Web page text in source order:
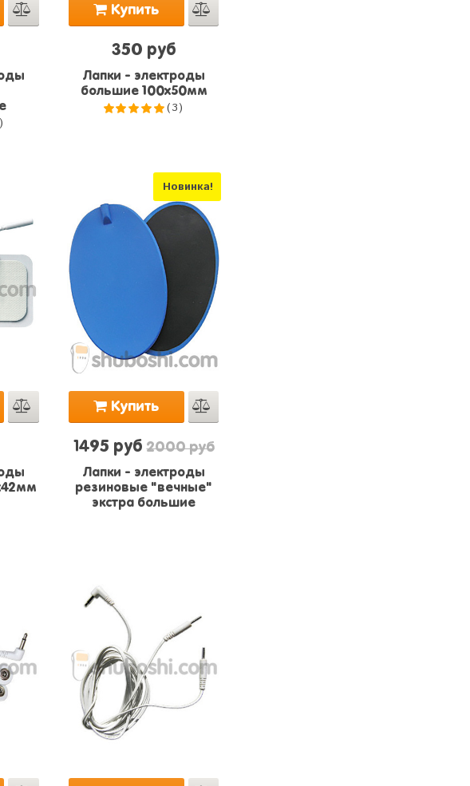
Купить
350 руб
Лапки - электроды
большие 100x50мм
(3)
Новинка!
Купить
1495 руб2000 руб
Лапки - электроды
резиновые "вечные"
экстра большие